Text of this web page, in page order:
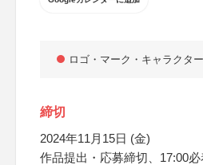
ロゴ・マーク・キャラクター
締切
2024年11月15日 (金)
作品提出・応募締切、17:00必